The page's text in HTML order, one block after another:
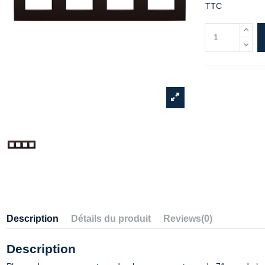
TTC
Description Détails du produit Reviews(0)
Description